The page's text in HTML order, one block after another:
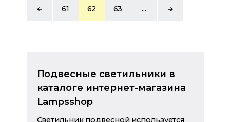
61 62 63 ...
Подвесные светильники в
каталоге интернет-магазина
Lampsshop
Светильник подвесной используется